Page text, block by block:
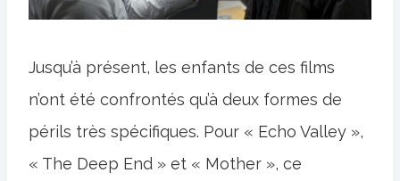
Jusqu’à présent, les enfants de ces films
n’ont été confrontés qu’à deux formes de
périls très spécifiques. Pour « Echo Valley »,
« The Deep End » et « Mother », ce